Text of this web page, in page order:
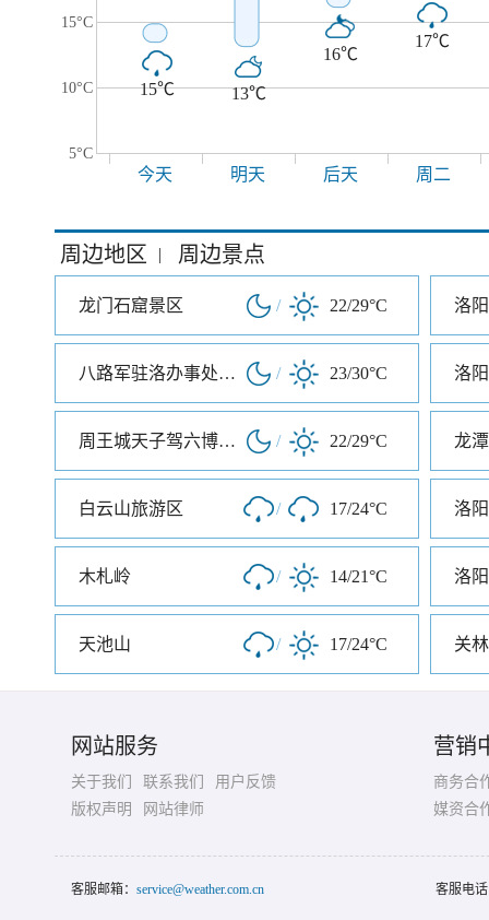
15°C
10°C
5°C
15℃ 13℃
16℃
17℃
今天 明天 后天 周二
周边地区 | 周边景点
龙门石窟景区 / 22/29°C 洛
八路军驻洛办事处纪念馆 / 23/30°C 洛
周王城天子驾六博物馆 / 22/29°C 龙
白云山旅游区 / 17/24°C 洛
木札岭 / 14/21°C 洛
天池山 / 17/24°C 关
网站服务
关于我们 联系我们
用户反馈
版权声明
网站律师
营销
商务合
媒资合
客服邮箱： service@weather.com.cn 客服电